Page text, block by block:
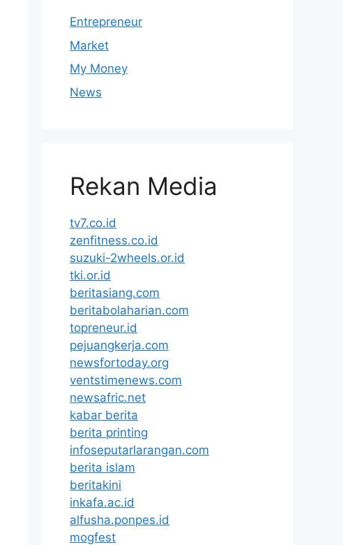
Entrepreneur
Market
My Money
News
Rekan Media
tv7.co.id
zenfitness.co.id
suzuki-2wheels.or.id
tki.or.id
beritasiang.com
beritabolaharian.com
topreneur.id
pejuangkerja.com
newsfortoday.org
ventstimenews.com
newsafric.net
kabar berita
berita printing
infoseputarlarangan.com
berita islam
beritakini
inkafa.ac.id
alfusha.ponpes.id
mogfest